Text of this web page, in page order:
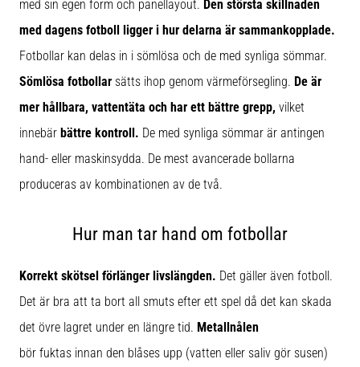
med sin egen form och panellayout. Den största skillnaden
med dagens fotboll ligger i hur delarna är sammankopplade.
Fotbollar kan delas in i sömlösa och de med synliga sömmar.
Sömlösa fotbollar sätts ihop genom värmeförsegling. De är
mer hållbara, vattentäta och har ett bättre grepp, vilket
innebär bättre kontroll. De med synliga sömmar är antingen
hand- eller maskinsydda. De mest avancerade bollarna
produceras av kombinationen av de två.
Hur man tar hand om fotbollar
Korrekt skötsel förlänger livslängden. Det gäller även fotboll.
Det är bra att ta bort all smuts efter ett spel då det kan skada
det övre lagret under en längre tid. Metallnålen
bör fuktas innan den blåses upp (vatten eller saliv gör susen)